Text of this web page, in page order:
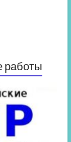
работы